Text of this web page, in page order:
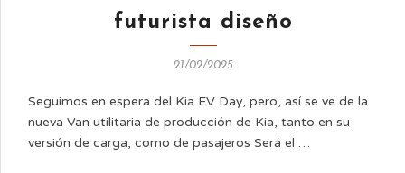
futurista diseño
21/02/2025
Seguimos en espera del Kia EV Day, pero, así se ve de la
nueva Van utilitaria de producción de Kia, tanto en su
versión de carga, como de pasajeros Será el …